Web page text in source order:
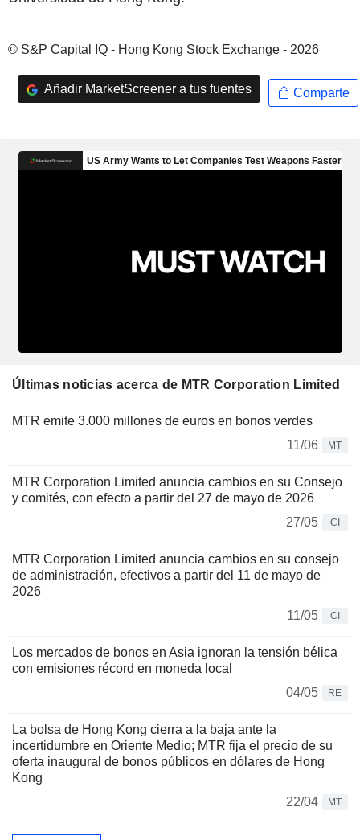
© S&P Capital IQ - Hong Kong Stock Exchange - 2026
Añadir MarketScreener a tus fuentes Comparte
Últimas noticias acerca de MTR Corporation Limited
MTR emite 3.000 millones de euros en bonos verdes
11/06
MT
MTR Corporation Limited anuncia cambios en su Consejo
y comités, con efecto a partir del 27 de mayo de 2026
27/05
CI
MTR Corporation Limited anuncia cambios en su consejo
de administración, efectivos a partir del 11 de mayo de
2026
11/05
CI
Los mercados de bonos en Asia ignoran la tensión bélica
con emisiones récord en moneda local
04/05
RE
La bolsa de Hong Kong cierra a la baja ante la
incertidumbre en Oriente Medio; MTR fija el precio de su
oferta inaugural de bonos públicos en dólares de Hong
Kong
22/04
MT